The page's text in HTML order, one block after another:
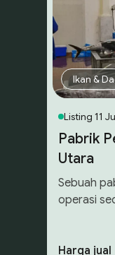
Ikan &
Listing 11
Pabrik
Utara
Sebuah
operasi
modern,
Harga jual